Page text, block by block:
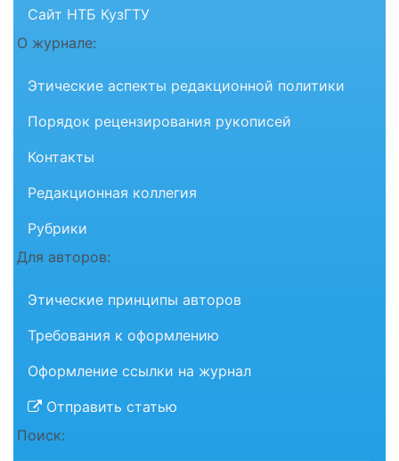
Сайт НТБ КузГТУ
О журнале:
Этические аспекты редакционной политики
Порядок рецензирования рукописей
Контакты
Редакционная коллегия
Рубрики
Для авторов:
Этические принципы авторов
Требования к оформлению
Оформление ссылки на журнал
Отправить статью
Поиск: